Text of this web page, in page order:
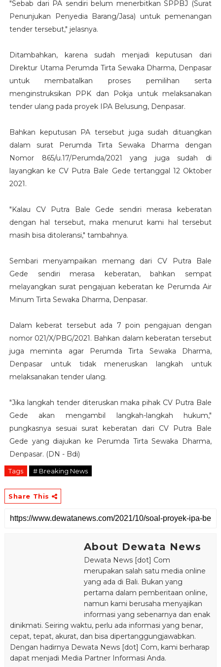
"Sebab dari PA sendiri belum menerbitkan SPPBJ (Surat
Penunjukan Penyedia Barang/Jasa) untuk pemenangan
tender tersebut," jelasnya.
Ditambahkan, karena sudah menjadi keputusan dari
Direktur Utama Perumda Tirta Sewaka Dharma, Denpasar
untuk membatalkan proses pemilihan serta
menginstruksikan PPK dan Pokja untuk melaksanakan
tender ulang pada proyek IPA Belusung, Denpasar.
Bahkan keputusan PA tersebut juga sudah dituangkan
dalam surat Perumda Tirta Sewaka Dharma dengan
Nomor 865/u.17/Perumda/2021 yang juga sudah di
layangkan ke CV Putra Bale Gede tertanggal 12 Oktober
2021.
"Kalau CV Putra Bale Gede sendiri merasa keberatan
dengan hal tersebut, maka menurut kami hal tersebut
masih bisa ditoleransi," tambahnya.
Sembari menyampaikan memang dari CV Putra Bale
Gede sendiri merasa keberatan, bahkan sempat
melayangkan surat pengajuan keberatan ke Perumda Air
Minum Tirta Sewaka Dharma, Denpasar.
Dalam keberat tersebut ada 7 poin pengajuan dengan
nomor 021/X/PBG/2021. Bahkan dalam keberatan tersebut
juga meminta agar Perumda Tirta Sewaka Dharma,
Denpasar untuk tidak meneruskan langkah untuk
melaksanakan tender ulang.
"Jika langkah tender diteruskan maka pihak CV Putra Bale
Gede akan mengambil langkah-langkah hukum,"
pungkasnya sesuai surat keberatan dari CV Putra Bale
Gede yang diajukan ke Perumda Tirta Sewaka Dharma,
Denpasar. (DN - Bdi)
Tags # Breaking News
Share This
About Dewata News
Dewata News [dot] Com
merupakan salah satu media online
yang ada di Bali. Bukan yang
pertama dalam pemberitaan online,
namun kami berusaha menyajikan
informasi yang sebenarnya dan enak
dinikmati. Seiring waktu, perlu ada informasi yang benar,
cepat, tepat, akurat, dan bisa dipertanggungjawabkan.
Dengan hadirnya Dewata News [dot] Com, kami berharap
dapat menjadi Media Partner Informasi Anda.